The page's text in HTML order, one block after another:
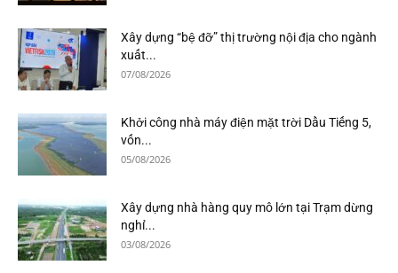
Xây dựng “bệ đỡ” thị trường nội địa cho ngành
xuất...
07/08/2026
Khởi công nhà máy điện mặt trời Dầu Tiếng 5,
vốn...
05/08/2026
Xây dựng nhà hàng quy mô lớn tại Trạm dừng
nghỉ...
03/08/2026